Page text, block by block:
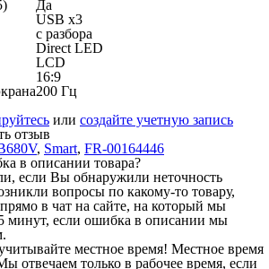
Да
USB x3
с разбора
Direct LED
LCD
16:9
200 Гц
или создайте учетную запись
отзыв
, Smart, FR-00164446
в описании товара?
если Вы обнаружили неточность
вопросы по какому-то товару,
в чат на сайте, на который мы
минут, если ошибка в описании мы
местное время! Местное время
отвечаем только в рабочее время, если